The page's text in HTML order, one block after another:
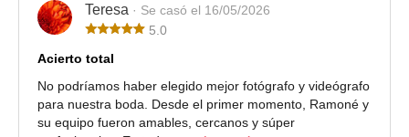
Teresa · Se casó el 16/05/2026
5.0
Acierto total
No podríamos haber elegido mejor fotógrafo y videógrafo
para nuestra boda. Desde el primer momento, Ramoné y
su equipo fueron amables, cercanos y súper